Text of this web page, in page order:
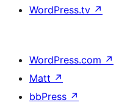
WordPress.tv ↗
WordPress.com ↗
Matt ↗
bbPress ↗